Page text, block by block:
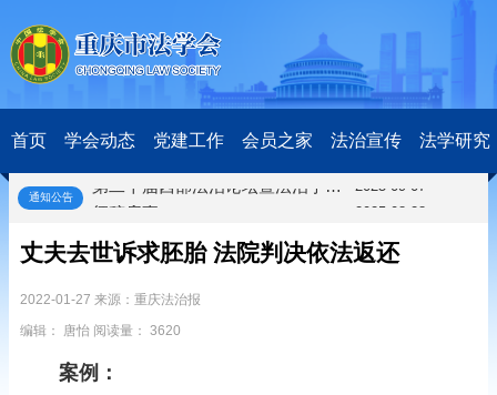
首页 学会动态 党建工作 会员之家 法治宣传 法学研究
通知公告
重庆市法学会数字法学研究会学术年会拟于11月14日召开 2025-10-28
中共重庆市委 重庆市人民政府 关于深入开展向“时代楷模”重庆检察未成年人保护工作团队代表学习活动的决定 2025-10-09
中央政法委印发通知要求学习宣传重庆检察未成年人保护工作团队代表先进事迹 2025-09-30
关于学习运用普法专栏节目《说法》的通知 2025-09-08
征稿启事 2025-08-28
中国法学会2025年度部级法学研究课题立项公示公告 2025-07-08
丈夫去世诉求胚胎 法院判决依法返还
2022-01-27 来源：重庆法治报
编辑： 唐怡 阅读量： 3620
案例：